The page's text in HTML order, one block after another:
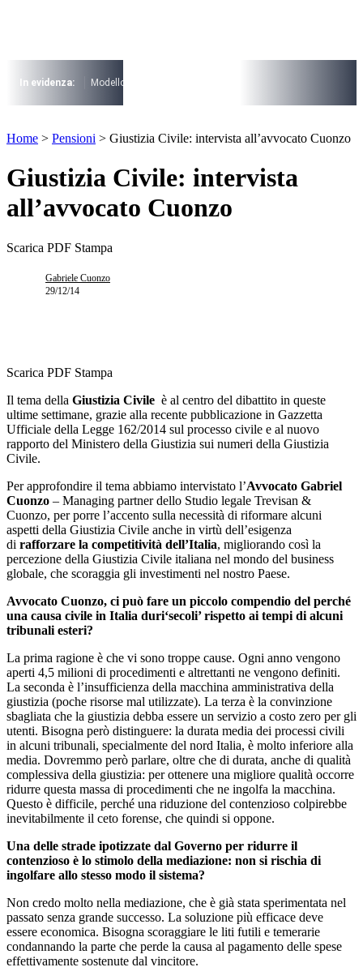
I più cercati
Lorem ipsum dolor sit amet consectetur
In evidenza: Modello 730
Lorem ipsum dolor sit amet consectetur
Home > Pensioni > Giustizia Civile: intervista all’avvocato Cuonzo
Giustizia Civile: intervista
all’avvocato Cuonzo
Scarica PDF Stampa
Gabriele Cuonzo
29/12/14
Scarica PDF Stampa
Il tema della Giustizia Civile è al centro del dibattito in queste
ultime settimane, grazie alla recente pubblicazione in Gazzetta
Ufficiale della Legge 162/2014 sul processo civile e al nuovo
rapporto del Ministero della Giustizia sui numeri della Giustizia
Civile.
Per approfondire il tema abbiamo intervistato l’Avvocato Gabriel
Cuonzo – Managing partner dello Studio legale Trevisan &
Cuonzo, per porre l’accento sulla necessità di riformare alcuni
aspetti della Giustizia Civile anche in virtù dell’esigenza
di rafforzare la competitività dell’Italia, migliorando così la
percezione della Giustizia Civile italiana nel mondo del business
globale, che scoraggia gli investimenti nel nostro Paese.
Avvocato Cuonzo, ci può fare un piccolo compendio del perché
una causa civile in Italia duri‘secoli’ rispetto ai tempi di alcuni
tribunali esteri?
La prima ragione è che vi sono troppe cause. Ogni anno vengono
aperti 4,5 milioni di procedimenti e altrettanti ne vengono definiti.
La seconda è l’insufficienza della macchina amministrativa della
giustizia (poche risorse mal utilizzate). La terza è la convinzione
sbagliata che la giustizia debba essere un servizio a costo zero per gli
utenti. Bisogna però distinguere: la durata media dei processi civili
in alcuni tribunali, specialmente del nord Italia, è molto inferiore alla
media. Dovremmo però parlare, oltre che di durata, anche di qualità
complessiva della giustizia: per ottenere una migliore qualità occorre
ridurre questa massa di procedimenti che ne ingolfa la macchina.
Questo è difficile, perché una riduzione del contenzioso colpirebbe
inevitabilmente il ceto forense, che quindi si oppone.
Una delle strade ipotizzate dal Governo per ridurre il
contenzioso è lo stimolo della mediazione: non si rischia di
ingolfare allo stesso modo il sistema?
Non credo molto nella mediazione, che è già stata sperimentata nel
passato senza grande successo. La soluzione più efficace deve
essere economica. Bisogna scoraggiare le liti futili e temerarie
condannando la parte che perde la causa al pagamento delle spese
effettivamente sostenute dal vincitore.